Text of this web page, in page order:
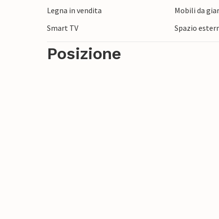
possono fare escursioni a Granada, ai
dell'Andalusia. Vi aspetta una vacanza
Legna in vendita
Mobili da
Smart TV
Spazio
Posizione